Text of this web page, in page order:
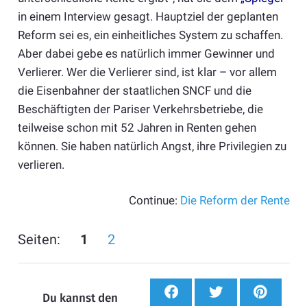
in einem Interview gesagt. Hauptziel der geplanten
Reform sei es, ein einheitliches System zu schaffen.
Aber dabei gebe es natürlich immer Gewinner und
Verlierer. Wer die Verlierer sind, ist klar – vor allem
die Eisenbahner der staatlichen SNCF und die
Beschäftigten der Pariser Verkehrsbetriebe, die
teilweise schon mit 52 Jahren in Renten gehen
können. Sie haben natürlich Angst, ihre Privilegien zu
verlieren.
Continue: Die Reform der Rente
Seiten: 1 2
Du kannst den